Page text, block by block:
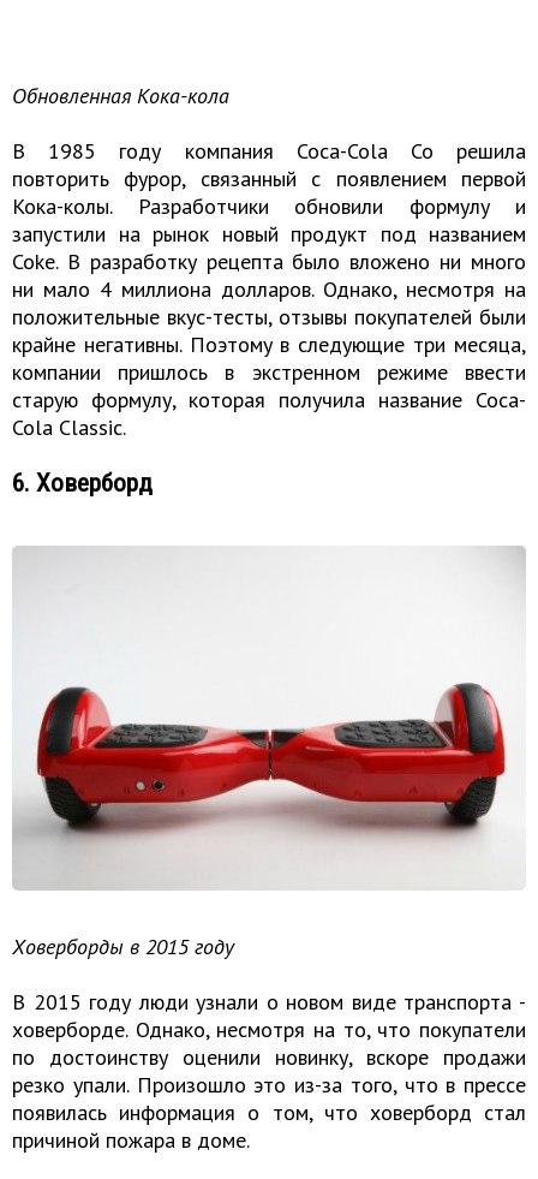
Обновленная Кока-кола
В 1985 году компания Coca-Cola Co решила
повторить фурор, связанный с появлением первой
Кока-колы. Разработчики обновили формулу и
запустили на рынок новый продукт под названием
Coke. В разработку рецепта было вложено ни много
ни мало 4 миллиона долларов. Однако, несмотря на
положительные вкус-тесты, отзывы покупателей были
крайне негативны. Поэтому в следующие три месяца,
компании пришлось в экстренном режиме ввести
старую формулу, которая получила название Coca-
Cola Classic.
6. Ховерборд
Ховерборды в 2015 году
В 2015 году люди узнали о новом виде транспорта -
ховерборде. Однако, несмотря на то, что покупатели
по достоинству оценили новинку, вскоре продажи
резко упали. Произошло это из-за того, что в прессе
появилась информация о том, что ховерборд стал
причиной пожара в доме.